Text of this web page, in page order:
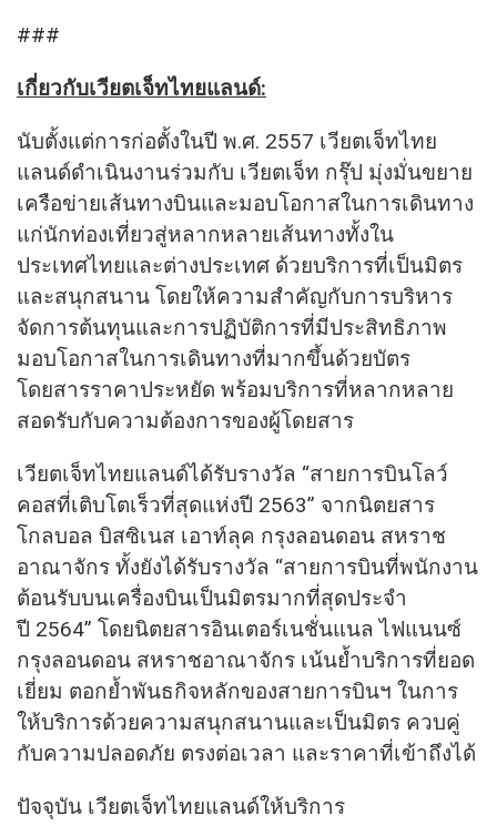
###
เกี่ยวกับเวียตเจ็ทไทยแลนด์:
นับตั้งแต่การก่อตั้งในปี พ.ศ. 2557 เวียตเจ็ทไทย
แลนด์ดำเนินงานร่วมกับ เวียตเจ็ท กรุ๊ป มุ่งมั่นขยาย
เครือข่ายเส้นทางบินและมอบโอกาสในการเดินทาง
แก่นักท่องเที่ยวสู่หลากหลายเส้นทางทั้งใน
ประเทศไทยและต่างประเทศ ด้วยบริการที่เป็นมิตร
และสนุกสนาน โดยให้ความสำคัญกับการบริหาร
จัดการต้นทุนและการปฏิบัติการที่มีประสิทธิภาพ
มอบโอกาสในการเดินทางที่มากขึ้นด้วยบัตร
โดยสารราคาประหยัด พร้อมบริการที่หลากหลาย
สอดรับกับความต้องการของผู้โดยสาร
เวียตเจ็ทไทยแลนด์ได้รับรางวัล “สายการบินโลว์
คอสที่เติบโตเร็วที่สุดแห่งปี 2563” จากนิตยสาร
โกลบอล บิสซิเนส เอาท์ลุค กรุงลอนดอน สหราช
อาณาจักร ทั้งยังได้รับรางวัล “สายการบินที่พนักงาน
ต้อนรับบนเครื่องบินเป็นมิตรมากที่สุดประจำ
ปี 2564” โดยนิตยสารอินเตอร์เนชั่นแนล ไฟแนนซ์
กรุงลอนดอน สหราชอาณาจักร เน้นย้ำบริการที่ยอด
เยี่ยม ตอกย้ำพันธกิจหลักของสายการบินฯ ในการ
ให้บริการด้วยความสนุกสนานและเป็นมิตร ควบคู่
กับความปลอดภัย ตรงต่อเวลา และราคาที่เข้าถึงได้
ปัจจุบัน เวียตเจ็ทไทยแลนด์ให้บริการ